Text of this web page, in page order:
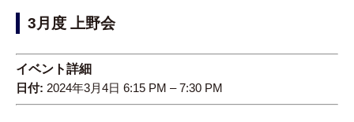
3月度 上野会
イベント詳細
日付: 2024年3月4日 6:15 PM –7:30 PM